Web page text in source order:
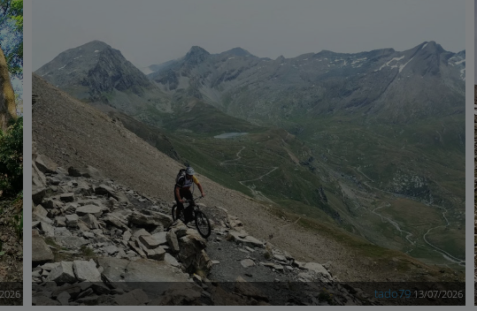
tado79 13/07/2026